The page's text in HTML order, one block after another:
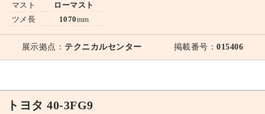
マスト
ツメ長
ローマスト
1070mm
展示拠点： テクニカルセンター 掲載番号：015406
トヨタ 40-3FG9